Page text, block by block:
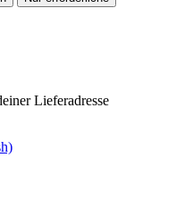
Lieferadresse